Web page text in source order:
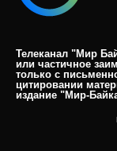
Телеканал "Мир
или частичное
только с
цитировании
издание "Мир-